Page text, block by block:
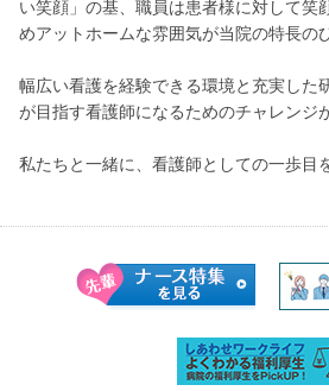
い笑顔」の基、職員は患者様に対して笑
めアットホームな雰囲気が当院の特長の
幅広い看護を経験できる環境と充実した
が目指す看護師になるためのチャレンジ
私たちと一緒に、看護師としての一歩目